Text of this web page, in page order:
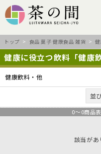
トップ > 食品 菓子 健康食品 雑貨 >
健康に役立つ飲料「健康飲
健康飲料・他
並
0～0商品
該当があ